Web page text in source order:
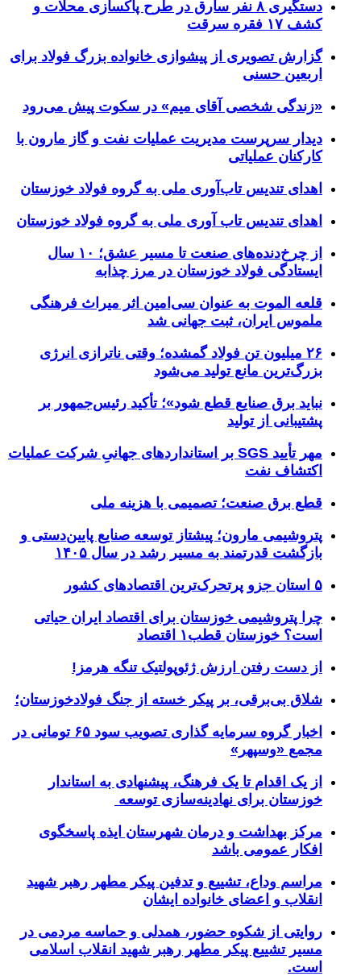
دستگیری ۸ نفر سارق در طرح پاکسازی محلات و
کشف ۱۷ فقره سرقت
گزارش تصویری از پیشوازی خانواده بزرگ فولاد برای
اربعین حسنی
«زندگی شخصی آقای میم» در سکوت پیش می‌رود
دیدار سرپرست مدیریت عملیات نفت و گاز مارون با
کارکنان عملیاتی
اهدای تندیس تاب‌آوری ملی به گروه فولاد خوزستان
اهدای تندیس تاب آوری ملی به گروه فولاد خوزستان
از چرخ‌دنده‌های صنعت تا مسیر عشق؛ ۱۰ سال
ایستادگی فولاد خوزستان در مرز چذابه
قلعه الموت به عنوان سی‌امین اثر میراث‌ فرهنگی
ملموس ایران، ثبت جهانی شد
۲۶ میلیون تن فولاد گمشده؛ وقتی ناترازی انرژی
بزرگ‌ترین مانع تولید می‌شود
نباید برق صنایع قطع شود»؛ تأکید رئیس‌جمهور بر
پشتیبانی از تولید
مهر تأیید SGS بر استانداردهای جهانیِ شرکت عملیات
اکتشاف نفت
قطع برق صنعت؛ تصمیمی با هزینه ملی
پتروشیمی مارون؛ پیشتاز توسعه صنایع پایین‌دستی و
بازگشت قدرتمند به مسیر رشد در سال ۱۴۰۵
۵ استان جزو پرتحرک‌ترین اقتصاد‌های کشور
چرا پتروشیمی خوزستان برای اقتصاد ایران حیاتی
است؟ خوزستان قطب۱ اقتصاد
از دست رفتن ارزش ژئوپولتیک تنگه هرمز!
شلاق‌ بی‌برقی، بر پیکر خسته‌ از جنگ فولادخوزستان؛
اخبار گروه سرمایه گذاری تصویب سود ۶۵ تومانی در
مجمع «وسپهر»
از یک اقدام تا یک فرهنگ، پیشنهادی به استاندار
خوزستان برای نهادینه‌سازی توسعه
مرکز بهداشت و درمان شهرستان ایذه پاسخگوی
افکار عمومی باشد
مراسم وداع، تشییع و تدفین پیکر مطهر رهبر شهید
انقلاب و اعضای خانواده ایشان
روایتی از شکوه حضور، همدلی و حماسه مردمی در
مسیر تشییع پیکر مطهر رهبر شهید انقلاب اسلامی
است.